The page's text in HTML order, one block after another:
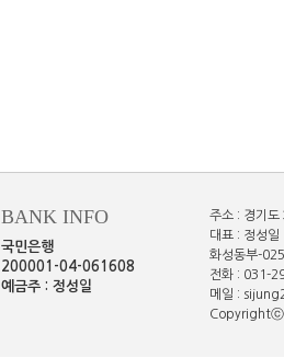
BANK INFO
국민은행
200001-04-061608
예금주 : 정성일
주소 : 경기
대표 : 정성
화성동부-
전화 : 031-
메일 :